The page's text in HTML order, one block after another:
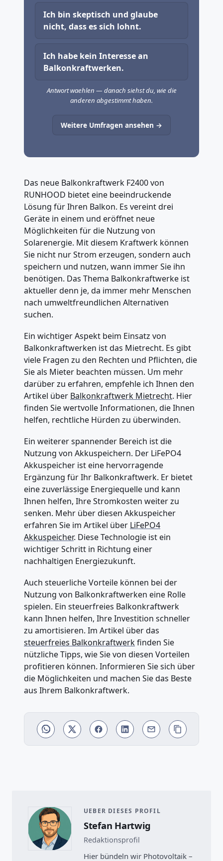
Ich bin skeptisch und glaube
nicht, dass es sich lohnt.
Ich habe kein Interesse an
Balkonkraftwerken.
Antwort waehlen — danach siehst du, wie die
anderen abgestimmt haben.
Weitere Umfragen ansehen →
Das neue Balkonkraftwerk F2400 von
RUNHOOD bietet eine beeindruckende
Lösung für Ihren Balkon. Es vereint drei
Geräte in einem und eröffnet neue
Möglichkeiten für die Nutzung von
Solarenergie. Mit diesem Kraftwerk können
Sie nicht nur Strom erzeugen, sondern auch
speichern und nutzen, wann immer Sie ihn
benötigen. Das Thema Balkonkraftwerke ist
aktueller denn je, da immer mehr Menschen
nach umweltfreundlichen Alternativen
suchen.
Ein wichtiger Aspekt beim Einsatz von
Balkonkraftwerken ist das Mietrecht. Es gibt
viele Fragen zu den Rechten und Pflichten, die
Sie als Mieter beachten müssen. Um mehr
darüber zu erfahren, empfehle ich Ihnen den
Artikel über Balkonkraftwerk Mietrecht. Hier
finden Sie wertvolle Informationen, die Ihnen
helfen, rechtliche Hürden zu überwinden.
Ein weiterer spannender Bereich ist die
Nutzung von Akkuspeichern. Der LiFePO4
Akkuspeicher ist eine hervorragende
Ergänzung für Ihr Balkonkraftwerk. Er bietet
eine zuverlässige Energiequelle und kann
Ihnen helfen, Ihre Stromkosten weiter zu
senken. Mehr über diesen Akkuspeicher
erfahren Sie im Artikel über LiFePO4
Akkuspeicher. Diese Technologie ist ein
wichtiger Schritt in Richtung einer
nachhaltigen Energiezukunft.
Auch steuerliche Vorteile können bei der
Nutzung von Balkonkraftwerken eine Rolle
spielen. Ein steuerfreies Balkonkraftwerk
kann Ihnen helfen, Ihre Investition schneller
zu amortisieren. Im Artikel über das
steuerfreies Balkonkraftwerkfinden Sie
nützliche Tipps, wie Sie von diesen Vorteilen
profitieren können. Informieren Sie sich über
die Möglichkeiten und machen Sie das Beste
aus Ihrem Balkonkraftwerk.
UEBER DIESES PROFIL
Stefan Hartwig
Redaktionsprofil
Hier bündeln wir Photovoltaik –